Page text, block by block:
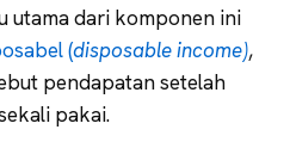
utama dari komponen ini
(disposable income),
pendapatan setelah
pakai.